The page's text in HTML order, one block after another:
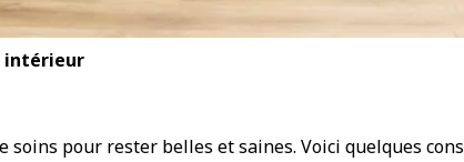
intérieur
pour rester belles et saines. Voici quelques